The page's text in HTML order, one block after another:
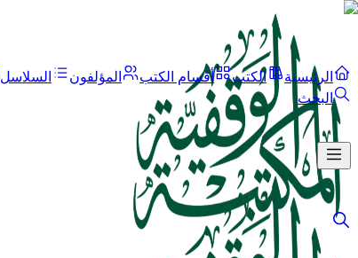
الرئيسية الكتب أقسام الكتب المؤلفون السلاسل
البحث